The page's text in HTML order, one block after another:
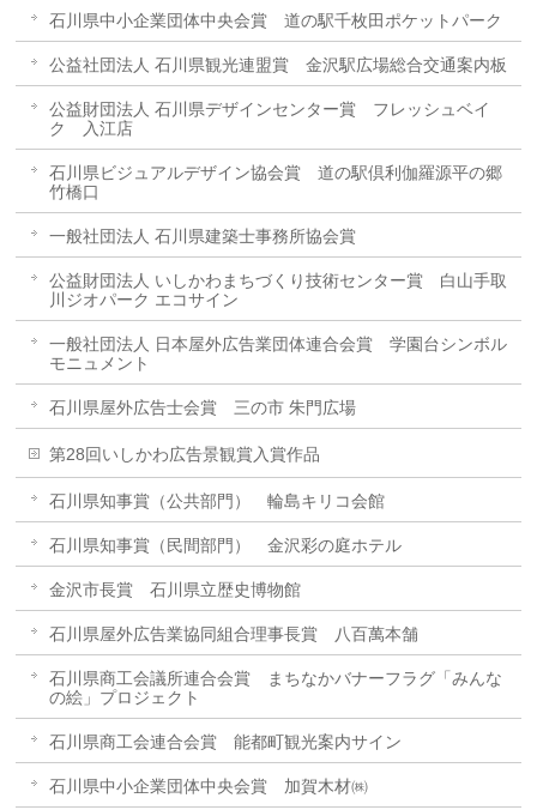
石川県中小企業団体中央会賞 道の駅千枚田ポケットパーク
公益社団法人 石川県観光連盟賞 金沢駅広場総合交通案内板
公益財団法人 石川県デザインセンター賞 フレッシュベイ
ク 入江店
石川県ビジュアルデザイン協会賞 道の駅倶利伽羅源平の郷
竹橋口
一般社団法人 石川県建築士事務所協会賞
公益財団法人 いしかわまちづくり技術センター賞 白山手取
川ジオパーク エコサイン
一般社団法人 日本屋外広告業団体連合会賞 学園台シンボル
モニュメント
石川県屋外広告士会賞 三の市 朱門広場
第28回いしかわ広告景観賞入賞作品
石川県知事賞（公共部門） 輪島キリコ会館
石川県知事賞（民間部門） 金沢彩の庭ホテル
金沢市長賞 石川県立歴史博物館
石川県屋外広告業協同組合理事長賞 八百萬本舗
石川県商工会議所連合会賞 まちなかバナーフラグ「みんな
の絵」プロジェクト
石川県商工会連合会賞 能都町観光案内サイン
石川県中小企業団体中央会賞 加賀木材㈱